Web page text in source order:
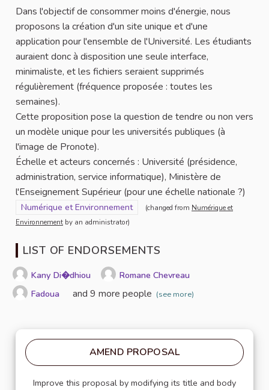
Dans l'objectif de consommer moins d'énergie, nous
proposons la création d'un site unique et d'une
application pour l'ensemble de l'Université. Les étudiants
auraient donc à disposition une seule interface,
minimaliste, et les fichiers seraient supprimés
régulièrement (fréquence proposée : toutes les
semaines).
Cette proposition pose la question de tendre ou non vers
un modèle unique pour les universités publiques (à
l'image de Pronote).
Échelle et acteurs concernés : Université (présidence,
administration, service informatique), Ministère de
l'Enseignement Supérieur (pour une échelle nationale ?)
Filter results for scope: Numérique et Environnement
Numérique et Environnement (changed from Numérique et
Environnement by an administrator)
LIST OF ENDORSEMENTS
Kany Di�dhiou
Romane Chevreau
Fadoua
and 9 more people (see more)
AMEND PROPOSAL
Improve this proposal by modifying its title and body